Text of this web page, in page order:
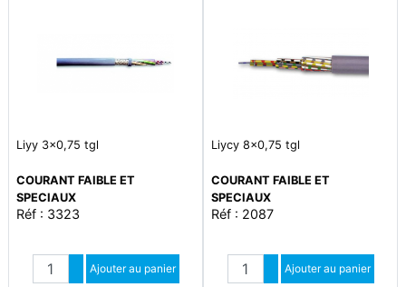
Liyy 3x0,75 tgl
COURANT FAIBLE ET
SPECIAUX
Réf : 3323
Quantité
Augmenter quantité
Diminuer quantité
Ajouter au panier
Liycy 8x0,75 tgl
COURANT FAIBLE ET
SPECIAUX
Réf : 2087
Quantité
Augmenter quantité
Diminuer quantité
Ajouter au panier